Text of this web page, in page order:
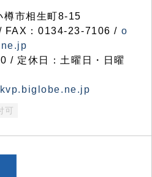
市相生町8-15
FAX：0134-23-7106 / o
/ 定休日：土曜日・日曜
可